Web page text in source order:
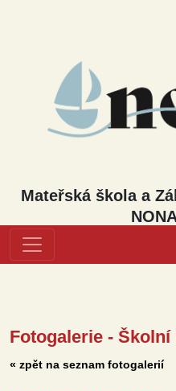
Mateřská škola a
Fotogalerie - Školní
« zpět na seznam fotogalerií